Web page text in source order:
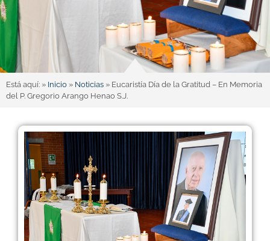
Está aquí: » Inicio » Noticias » Eucaristía Día de la Gratitud – En Memoria
del P. Gregorio Arango Henao S.J.